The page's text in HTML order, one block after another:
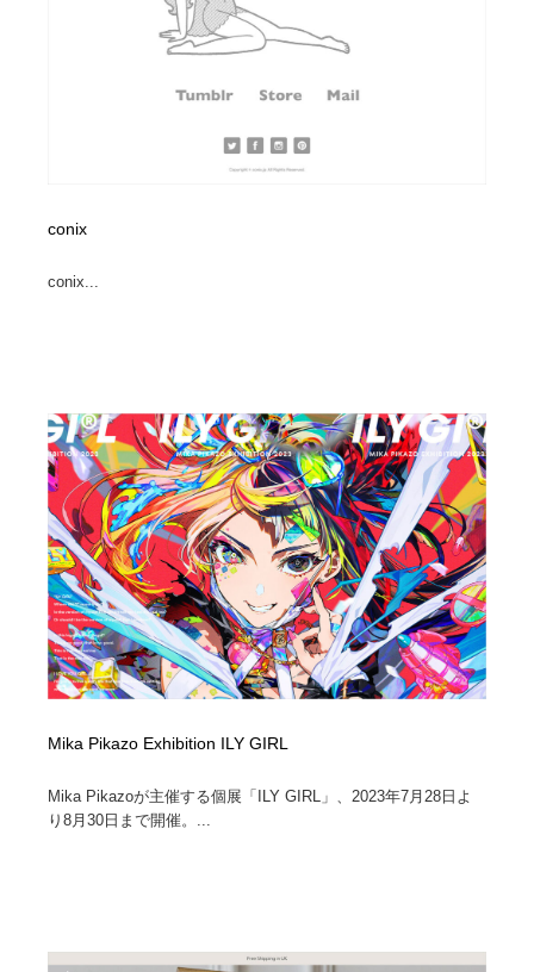
conix
conix...
Mika Pikazo Exhibition ILY GIRL
Mika Pikazoが主催する個展「ILY GIRL」、2023年7月28日よ
り8月30日まで開催。...